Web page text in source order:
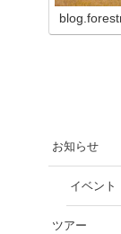
お知らせ
イベント
ツアー